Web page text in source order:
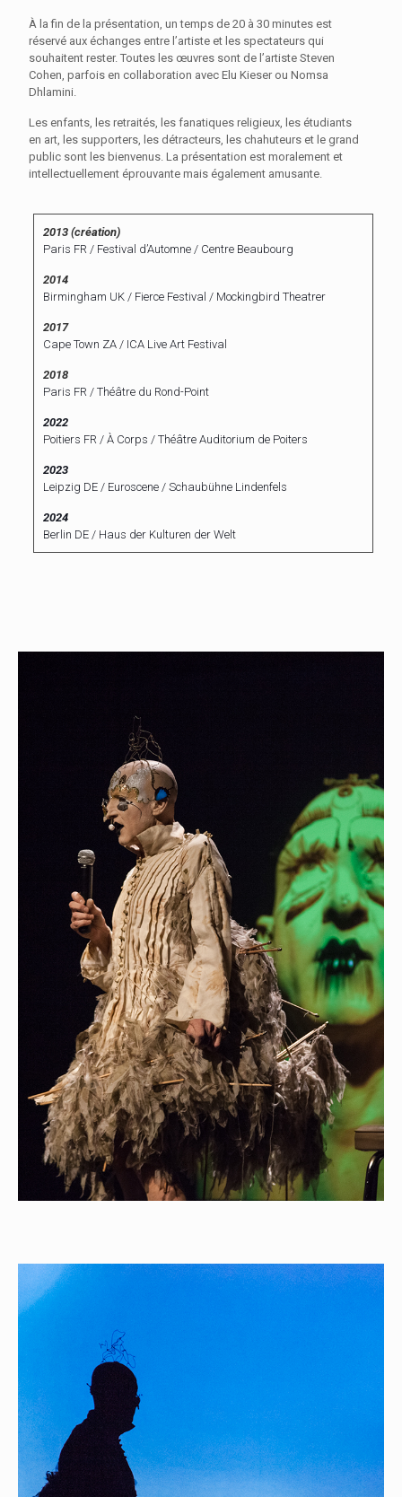
À la fin de la présentation, un temps de 20 à 30 minutes est
réservé aux échanges entre l’artiste et les spectateurs qui
souhaitent rester. Toutes les œuvres sont de l’artiste Steven
Cohen, parfois en collaboration avec Elu Kieser ou Nomsa
Dhlamini.
Les enfants, les retraités, les fanatiques religieux, les étudiants
en art, les supporters, les détracteurs, les chahuteurs et le grand
public sont les bienvenus. La présentation est moralement et
intellectuellement éprouvante mais également amusante.
2013 (création)
Paris FR / Festival d’Automne / Centre Beaubourg
2014
Birmingham UK / Fierce Festival / Mockingbird Theatrer
2017
Cape Town ZA / ICA Live Art Festival
2018
Paris FR / Théâtre du Rond-Point
2022
Poitiers FR / À Corps / Théâtre Auditorium de Poiters
2023
Leipzig DE / Euroscene / Schaubühne Lindenfels
2024
Berlin DE / Haus der Kulturen der Welt